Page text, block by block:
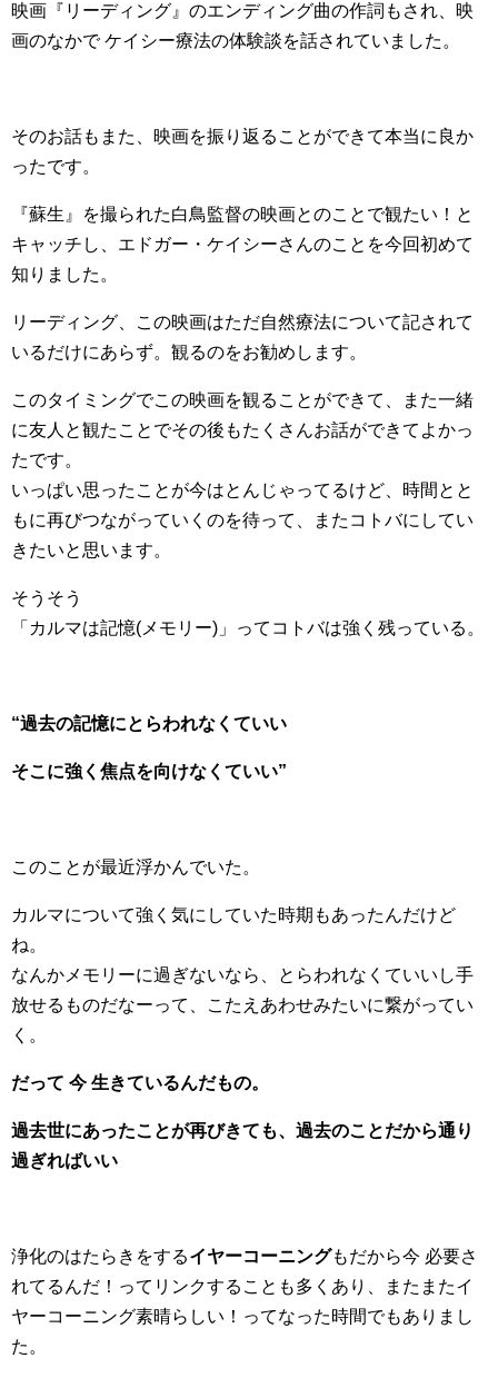
映画『リーディング』のエンディング曲の作詞もされ、映
画のなかで ケイシー療法の体験談を話されていました。
そのお話もまた、映画を振り返ることができて本当に良か
ったです。
『蘇生』を撮られた白鳥監督の映画とのことで観たい！と
キャッチし、エドガー・ケイシーさんのことを今回初めて
知りました。
リーディング、この映画はただ自然療法について記されて
いるだけにあらず。観るのをお勧めします。
このタイミングでこの映画を観ることができて、また一緒
に友人と観たことでその後もたくさんお話ができてよかっ
たです。
いっぱい思ったことが今はとんじゃってるけど、時間とと
もに再びつながっていくのを待って、またコトバにしてい
きたいと思います。
そうそう
「カルマは記憶(メモリー)」ってコトバは強く残っている。
“過去の記憶にとらわれなくていい
そこに強く焦点を向けなくていい”
このことが最近浮かんでいた。
カルマについて強く気にしていた時期もあったんだけど
ね。
なんかメモリーに過ぎないなら、とらわれなくていいし手
放せるものだなーって、こたえあわせみたいに繋がってい
く。
だって 今 生きているんだもの。
過去世にあったことが再びきても、過去のことだから通り
過ぎればいい
浄化のはたらきをするイヤーコーニングもだから今 必要さ
れてるんだ！ってリンクすることも多くあり、またまたイ
ヤーコーニング素晴らしい！ってなった時間でもありまし
た。